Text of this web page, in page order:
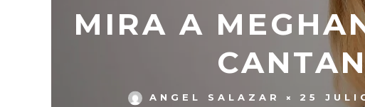
MIRA A
ANGEL SALAZAR 25